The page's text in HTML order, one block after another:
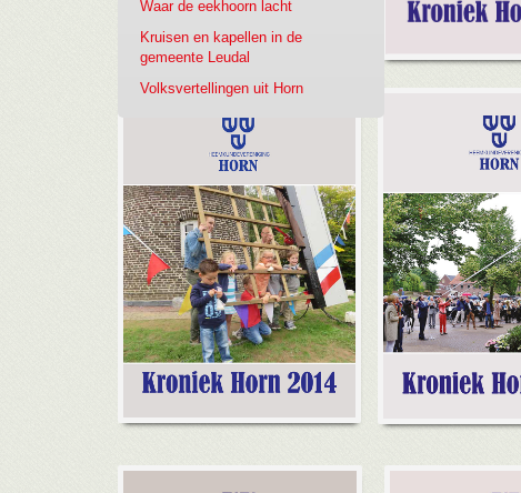
Waar de eekhoorn lacht
Kruisen en kapellen in de
gemeente Leudal
Volksvertellingen uit Horn